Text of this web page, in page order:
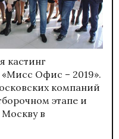
кастинг
Офис – 2019».
компаний
этапе и
Москву в